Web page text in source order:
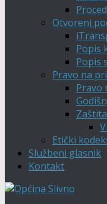
Otvoreni
Popis
Popis
Pravo na
Pravo
Etički
Službeni glasnik
Kontakt